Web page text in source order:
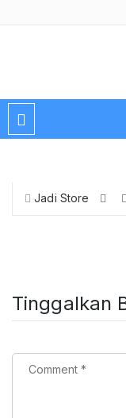
Jadi Store
Tinggalkan